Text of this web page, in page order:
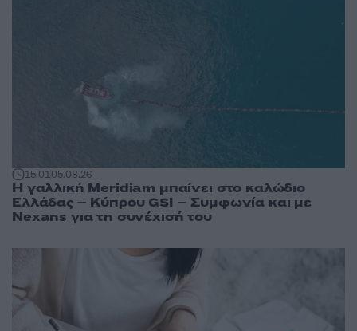
15:0105.08.26
Η γαλλική Meridiam μπαίνει στο καλώδιο
Ελλάδας – Κύπρου GSI – Συμφωνία και με
Nexans για τη συνέχισή του